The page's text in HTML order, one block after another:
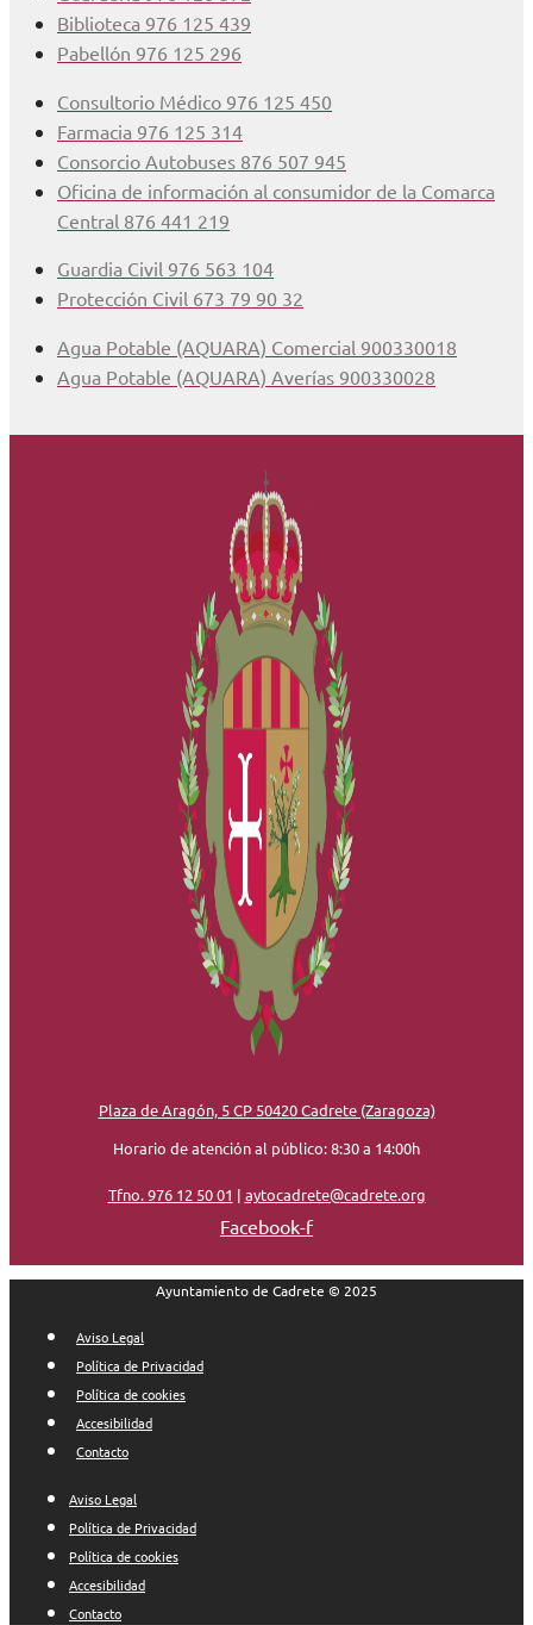
Biblioteca 976 125 439
Pabellón 976 125 296
Consultorio Médico 976 125 450
Farmacia 976 125 314
Consorcio Autobuses 876 507 945
Oficina de información al consumidor de la Comarca
Central 876 441 219
Guardia Civil 976 563 104
Protección Civil 673 79 90 32
Agua Potable (AQUARA) Comercial 900330018
Agua Potable (AQUARA) Averías 900330028
Plaza de Aragón, 5 CP 50420 Cadrete (Zaragoza)
Horario de atención al público: 8:30 a 14:00h
Tfno. 976 12 50 01 | aytocadrete@cadrete.org
Facebook-f
Ayuntamiento de Cadrete © 2025
Aviso Legal
Política de Privacidad
Política de cookies
Accesibilidad
Contacto
Aviso Legal
Política de Privacidad
Política de cookies
Accesibilidad
Contacto